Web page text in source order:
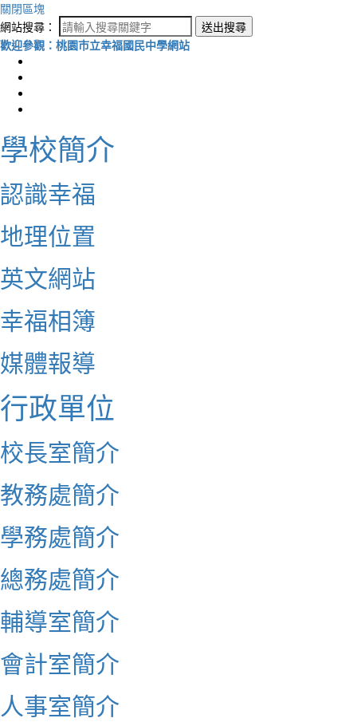
關閉區塊
網站搜尋：
送出搜尋
歡迎參觀：桃園市立幸福國民中學網站
學校簡介
認識幸福
地理位置
英文網站
幸福相簿
媒體報導
行政單位
校長室簡介
教務處簡介
學務處簡介
總務處簡介
輔導室簡介
會計室簡介
人事室簡介